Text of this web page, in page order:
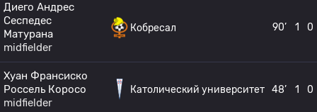
Диего Андрес
Сеспедес
Матурана
midfielder
Кобресал 90’ 1 0
Хуан Франсиско
Россель Коросо
midfielder
Католический университет 48’ 1 0